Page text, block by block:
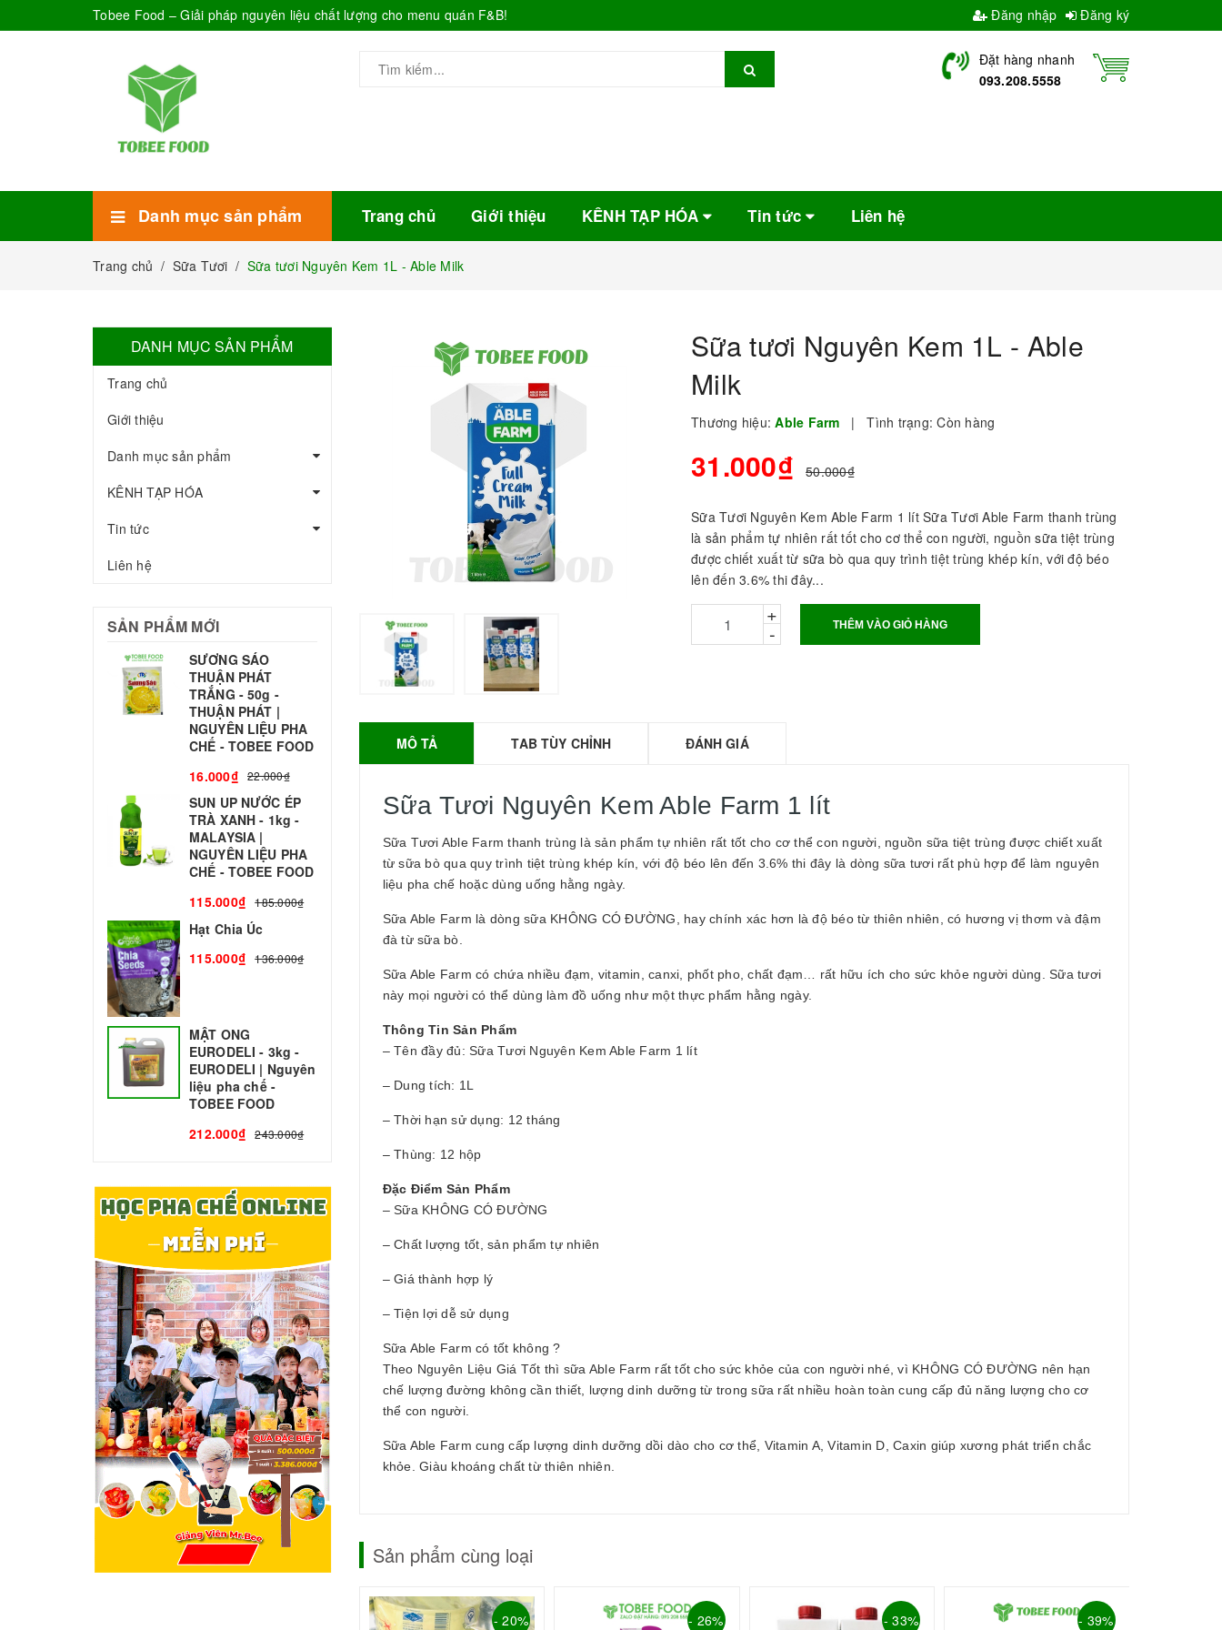
Tobee Food – Giải pháp nguyên liệu chất lượng cho menu quán F&B! Đăng nhập Đăng ký
Đặt hàng nhanh
093.208.5558
Danh mục sản phẩm Trang chủ Giới thiệu KÊNH TẠP HÓA Tin tức Liên hệ
Trang chủ / Sữa Tươi / Sữa tươi Nguyên Kem 1L - Able Milk
Sữa tươi Nguyên Kem 1L - Able
Milk
Thương hiệu: Able Farm | Tình trạng: Còn hàng
31.000₫ 50.000₫
Sữa Tươi Nguyên Kem Able Farm 1 lít Sữa Tươi Able Farm thanh trùng
là sản phẩm tự nhiên rất tốt cho cơ thể con người, nguồn sữa tiệt trùng
được chiết xuất từ sữa bò qua quy trình tiệt trùng khép kín, với độ béo
lên đến 3.6% thi đây...
+
- THÊM VÀO GIỎ HÀNG
MÔ TẢ TAB TÙY CHỈNH ĐÁNH GIÁ
Sữa Tươi Nguyên Kem Able Farm 1 lít
Sữa Tươi Able Farm thanh trùng là sản phẩm tự nhiên rất tốt cho cơ thể con người, nguồn sữa tiệt trùng được chiết xuất
từ sữa bò qua quy trình tiệt trùng khép kín, với độ béo lên đến 3.6% thi đây là dòng sữa tươi rất phù hợp để làm nguyên
liệu pha chế hoặc dùng uống hằng ngày.
Sữa Able Farm là dòng sữa KHÔNG CÓ ĐƯỜNG, hay chính xác hơn là độ béo từ thiên nhiên, có hương vị thơm và đậm
đà từ sữa bò.
Sữa Able Farm có chứa nhiều đạm, vitamin, canxi, phốt pho, chất đạm… rất hữu ích cho sức khỏe người dùng. Sữa tươi
này mọi người có thể dùng làm đồ uống như một thực phẩm hằng ngày.
Thông Tin Sản Phẩm
– Tên đầy đủ: Sữa Tươi Nguyên Kem Able Farm 1 lít
– Dung tích: 1L
– Thời hạn sử dụng: 12 tháng
– Thùng: 12 hộp
Đặc Điểm Sản Phẩm
– Sữa KHÔNG CÓ ĐƯỜNG
– Chất lượng tốt, sản phẩm tự nhiên
– Giá thành hợp lý
– Tiện lợi dễ sử dụng
Sữa Able Farm có tốt không ?
Theo Nguyên Liệu Giá Tốt thì sữa Able Farm rất tốt cho sức khỏe của con người nhé, vì KHÔNG CÓ ĐƯỜNG nên hạn
chế lượng đường không cần thiết, lượng dinh dưỡng từ trong sữa rất nhiều hoàn toàn cung cấp đủ năng lượng cho cơ
thể con người.
Sữa Able Farm cung cấp lượng dinh dưỡng dồi dào cho cơ thể, Vitamin A, Vitamin D, Caxin giúp xương phát triển chắc
khỏe. Giàu khoáng chất từ thiên nhiên.
Sản phẩm cùng loại
- 20% - 26% - 33% - 39%
DANH MỤC SẢN PHẨM
Trang chủ
Giới thiệu
Danh mục sản phẩm
KÊNH TẠP HÓA
Tin tức
Liên hệ
SẢN PHẨM MỚI
SƯƠNG SÁO
THUẬN PHÁT
TRẮNG - 50g -
THUẬN PHÁT |
NGUYÊN LIỆU PHA
CHẾ - TOBEE FOOD
16.000₫ 22.000₫
SUN UP NƯỚC ÉP
TRÀ XANH - 1kg -
MALAYSIA |
NGUYÊN LIỆU PHA
CHẾ - TOBEE FOOD
115.000₫
185.000₫
Hạt Chia Úc
115.000₫
136.000₫
MẬT ONG
EURODELI - 3kg -
EURODELI | Nguyên
liệu pha chế -
TOBEE FOOD
212.000₫
243.000₫
BỘT SỮA TOBEE
THANH VỊ - 300g -
TOBEE FOOD | Bột
TOBEE FOOD
BIỆT 50G - ROYAL I
NGUYÊN LIỆU PHA
CHẾ - TOBEE FOOD
12.000₫
25.000₫